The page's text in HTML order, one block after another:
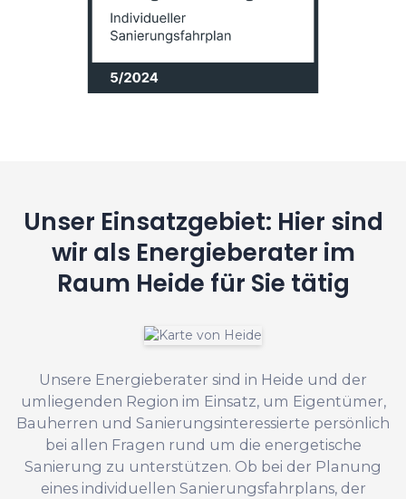
Unser Einsatzgebiet: Hier sind
wir als Energieberater im
Raum Heide für Sie tätig
Unsere Energieberater sind in Heide und der
umliegenden Region im Einsatz, um Eigentümer,
Bauherren und Sanierungsinteressierte persönlich
bei allen Fragen rund um die energetische
Sanierung zu unterstützen. Ob bei der Planung
eines individuellen Sanierungsfahrplans, der